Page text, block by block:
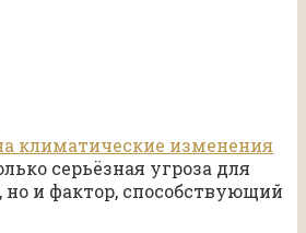
климатические изменения
серьёзная угроза для
но и фактор, способствующий